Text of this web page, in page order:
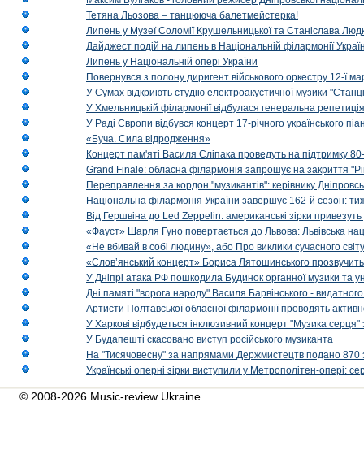
Тетяна Льозова – танцююча балетмейстерка!
Липень у Музеї Соломії Крушельницької та Станіслава
Дайджест подій на липень в Національній філармонії
Липень у Національній опері України
Повернувся з полону диригент військового оркестру 12-ї
У Сумах відкриють студію електроакустичної музики
У Хмельницькій філармонії відбулася генеральна
У Раді Європи відбувся концерт 17-річного українського
«Буча. Сила відродження»
Концерт пам'яті Василя Сліпака проведуть на підтримку
Grand Finale: обласна філармонія запрошує на закриття
Переправлення за кордон "музикантів": керівнику
Національна філармонія України завершує 162-й сезон:
Від Гершвіна до Led Zeppelin: американські зірки
«Фауст» Шарля Гуно повертається до Львова: Львівська
«Не вбивай в собі людину», або Про виклики сучасного світу
«Слов’янський концерт» Бориса Лятошинського
У Дніпрі атака РФ пошкодила Будинок органної музики та
Дні памяті "ворога народу" Василя Барвінського -
Артисти Полтавської обласної філармонії проводять
У Харкові відбудеться інклюзивний концерт "Музика
У Будапешті скасовано виступ російського музиканта
На "Тисячовесну" за напрямами Держмистецтв подано 870
Українські оперні зірки виступили у Метрополітен-опері:
© 2008-2026 Music-review Ukraine